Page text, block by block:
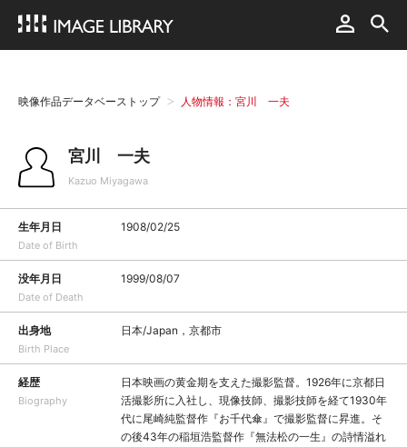
映像作品データベーストップ 人物情報：宮川 一夫
宮川 一夫
Kazuo Miyagawa
生年月日
Date of Birth
1908/02/25
没年月日
Date of Death
1999/08/07
出身地
Birth Place
日本/Japan，京都市
経歴
Biography
日本映画の黄金期を支えた撮影監督。1926年に京都日
活撮影所に入社し、現像技師、撮影技師を経て1930年
代に尾崎純監督作『お千代傘』で撮影監督に昇進。そ
の後43年の稲垣浩監督作『無法松の一生』の詩情溢れ